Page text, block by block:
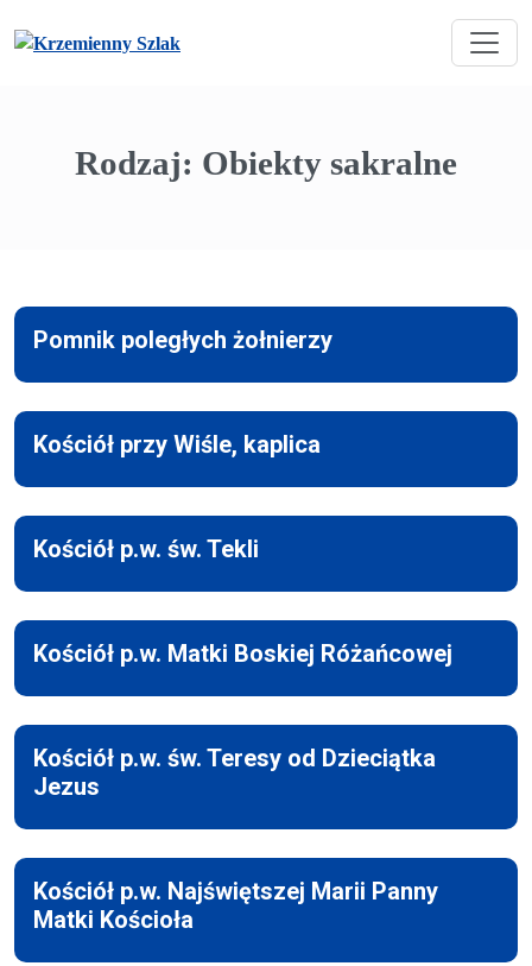
Rodzaj: Obiekty sakralne
Pomnik poległych żołnierzy
Kościół przy Wiśle, kaplica
Kościół p.w. św. Tekli
Kościół p.w. Matki Boskiej Różańcowej
Kościół p.w. św. Teresy od Dzieciątka
Jezus
Kościół p.w. Najświętszej Marii Panny
Matki Kościoła